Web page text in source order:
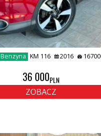
Benzyna KM 116 2016
36 000PLN
ZOBACZ